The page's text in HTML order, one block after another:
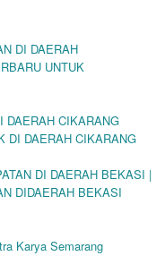
DI DAERAH
UNTUK
DAERAH CIKARANG
DI DAERAH CIKARANG
DI DAERAH BEKASI |
DIDAERAH BEKASI
Karya Semarang